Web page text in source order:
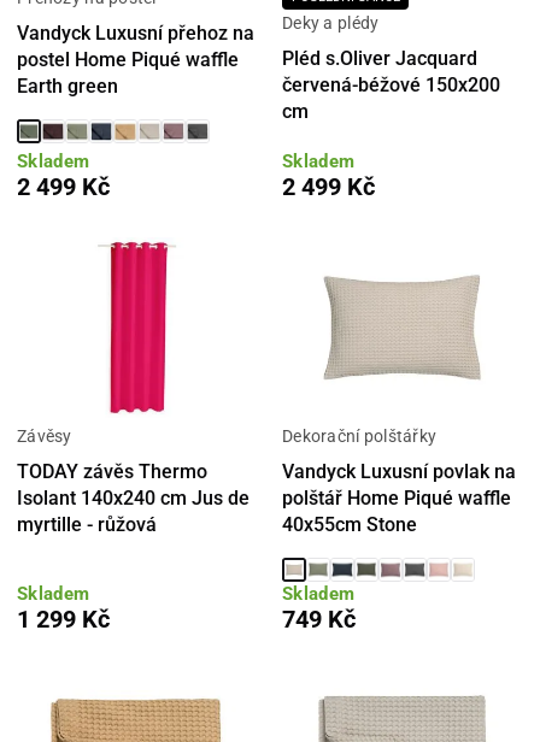
Vandyck Luxusní přehoz na
postel Home Piqué waffle
Earth green
Skladem
2 499 Kč
Deky a plédy
Pléd s.Oliver Jacquard
červená-béžové 150x200
cm
Skladem
2 499 Kč
Závěsy
TODAY závěs Thermo
Isolant 140x240 cm Jus de
myrtille - růžová
Skladem
1 299 Kč
Dekorační polštářky
Vandyck Luxusní povlak na
polštář Home Piqué waffle
40x55cm Stone
Skladem
749 Kč